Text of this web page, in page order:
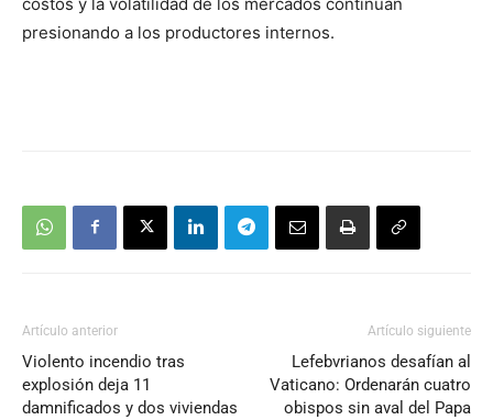
presionando a los productores internos.
Artículo anterior
Violento incendio tras
explosión deja 11
damnificados y dos viviendas
Artículo siguiente
Lefebvrianos desafían al
Vaticano: Ordenarán cuatro
obispos sin aval del Papa